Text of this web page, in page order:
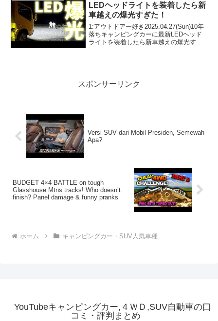
LEDヘッドライトを装着したら新
車越えの爆光すぎた！
1:アウトドアー好き2025.04.27(Sun)10年
落ちキャンピングカーに最新LEDヘッド
ライトを装着したら新車越えの爆光すぎ
スポンサーリンク
Versi SUV dari Mobil Presiden, Semewah
Apa?
BUDGET 4×4 BATTLE on tough
Glasshouse Mtns tracks! Who doesn’t
finish? Panel damage & funny pranks
ホーム キャンピングカー・SUV人気車種
YouTubeキャンピングカー,４ＷＤ,SUV自動車の口
コミ・評判まとめ